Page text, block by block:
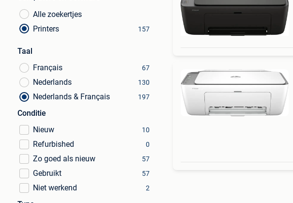
Alle zoekertjes
Printers
157
Taal
Français
67
Nederlands 130
Nederlands & Français 197
Conditie
Nieuw
10
Refurbished 0
Zo goed als nieuw 57
Gebruikt 57
Niet werkend 2